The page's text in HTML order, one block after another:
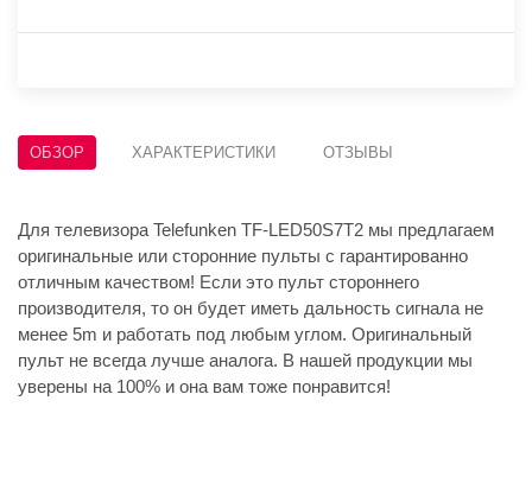
ОБЗОР ХАРАКТЕРИСТИКИ ОТЗЫВЫ
Для телевизора Telefunken TF-LED50S7T2 мы предлагаем
оригинальные или сторонние пульты с гарантированно
отличным качеством! Если это пульт стороннего
производителя, то он будет иметь дальность сигнала не
менее 5m и работать под любым углом. Оригинальный
пульт не всегда лучше аналога. В нашей продукции мы
уверены на 100% и она вам тоже понравится!